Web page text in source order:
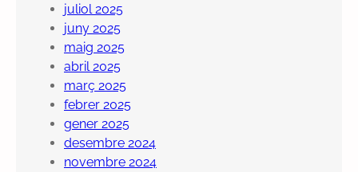
juliol 2025
juny 2025
maig 2025
abril 2025
març 2025
febrer 2025
gener 2025
desembre 2024
novembre 2024